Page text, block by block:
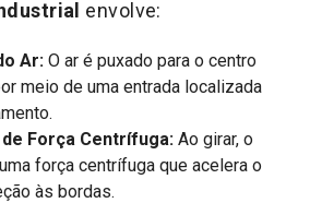
envolve:
Ar: O ar é puxado para o centro
meio de uma entrada localizada
Força Centrífuga: Ao girar, o
força centrífuga que acelera o
às bordas.